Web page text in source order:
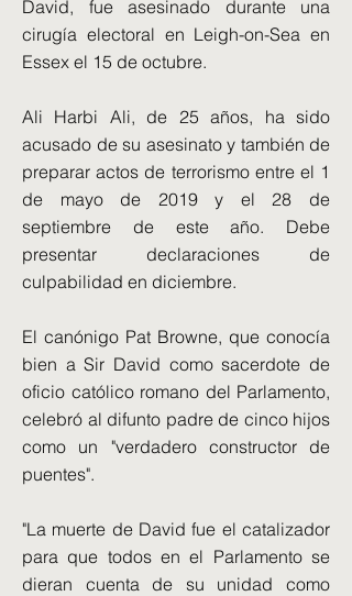
David, fue asesinado durante una
cirugía electoral en Leigh-on-Sea en
Essex el 15 de octubre.
Ali Harbi Ali, de 25 años, ha sido
acusado de su asesinato y también de
preparar actos de terrorismo entre el 1
de mayo de 2019 y el 28 de
septiembre de este año. Debe
presentar declaraciones de
culpabilidad en diciembre.
El canónigo Pat Browne, que conocía
bien a Sir David como sacerdote de
oficio católico romano del Parlamento,
celebró al difunto padre de cinco hijos
como un "verdadero constructor de
puentes".
"La muerte de David fue el catalizador
para que todos en el Parlamento se
dieran cuenta de su unidad como